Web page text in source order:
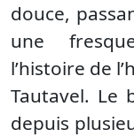
douce,
une
l’histoire de
Tautavel. Le
depuis